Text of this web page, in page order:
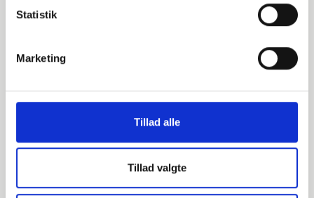
Statistik
Marketing
Tillad alle
Tillad valgte
90
133